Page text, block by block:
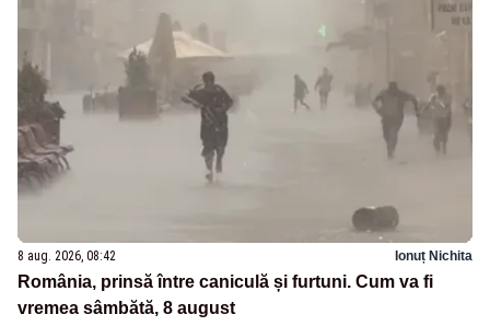
8 aug. 2026, 08:42 Ionuț Nichita
România, prinsă între caniculă și furtuni. Cum va fi
vremea sâmbătă, 8 august